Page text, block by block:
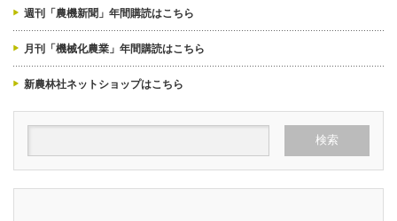
週刊「農機新聞」年間購読はこちら
月刊「機械化農業」年間購読はこちら
新農林社ネットショップはこちら